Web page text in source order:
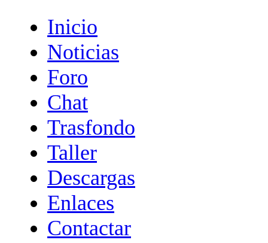
Inicio
Noticias
Foro
Chat
Trasfondo
Taller
Descargas
Enlaces
Contactar